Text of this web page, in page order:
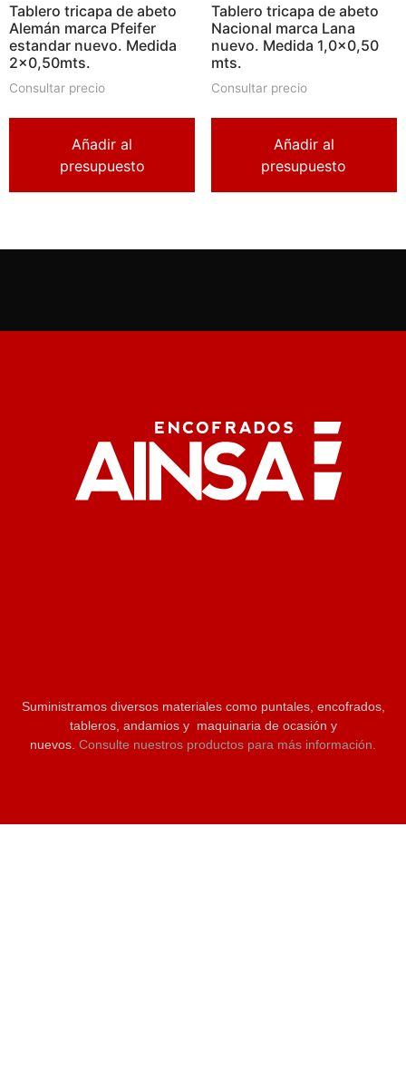
Tablero tricapa de abeto
Alemán marca Pfeifer
estandar nuevo. Medida
2×0,50mts.
Consultar precio
Añadir al
presupuesto
Tablero tricapa de abeto
Nacional marca Lana
nuevo. Medida 1,0×0,50
mts.
Consultar precio
Añadir al
presupuesto
Suministramos diversos materiales como puntales, encofrados,
tableros, andamios y maquinaria de ocasión y
nuevos. Consulte nuestros productos para más información.